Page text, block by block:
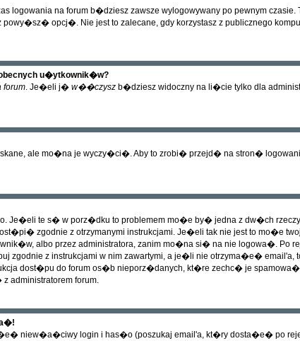
logowania na forum b�dziesz zawsze wylogowywany po pewnym czasie.
opcj�. Nie jest to zalecane, gdy korzystasz z publicznego
u�ytkownik�w?
. Je�eli j� w��czysz b�dziesz widoczny na li�cie tylko dla
ale mo�na je wyczy�ci�. Aby to zrobi� przejd� na stron�
Je�eli te s� w porz�dku to problemem mo�e by� jedna z dw�ch
zgodnie z otrzymanymi instrukcjami. Je�eli tak nie jest to mo�e
albo przez administratora, zanim mo�na si� na nie logowa�.
zgodnie z instrukcjami w nim zawartymi, a je�li nie otrzyma�e�
dost�pu do forum os�b nieporz�danych, kt�re zechc� je
forum.
niew�a�ciwy login i has�o (poszukaj email'a, kt�ry dosta�e� po